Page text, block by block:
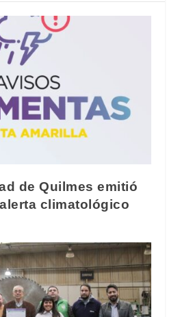
de Quilmes emitió
climatológico